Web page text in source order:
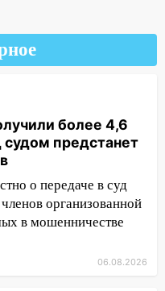
руководству
махинации на
из
на
убрали
и
жену брата: в
дело на
более 4,6
предстанет
о передаче в суд
организованной
в мошенничестве
06.08.2026